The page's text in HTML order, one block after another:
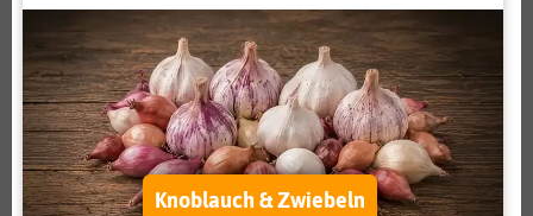
Vergrößern durch berühren
Markerbse Vada
2,79 €
*
Weitere Einstellungen
Alle akzeptieren
Alle ablehnen
Knoblauch & Zwiebeln